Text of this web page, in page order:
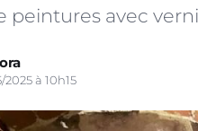
peintures avec
à 10h15